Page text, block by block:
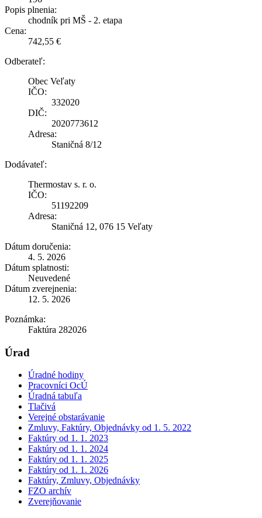
Popis plnenia:
chodník pri MŠ - 2. etapa
Cena:
742,55 €
Odberateľ:
Obec Veľaty
IČO:
332020
DIČ:
2020773612
Adresa:
Staničná 8/12
Dodávateľ:
Thermostav s. r. o.
IČO:
51192209
Adresa:
Staničná 12, 076 15 Veľaty
Dátum doručenia:
4. 5. 2026
Dátum splatnosti:
Neuvedené
Dátum zverejnenia:
12. 5. 2026
Poznámka:
Faktúra 282026
Úrad
Úradné hodiny
Pracovníci OcÚ
Úradná tabuľa
Tlačivá
Verejné obstarávanie
Zmluvy, Faktúry, Objednávky od 1. 5. 2022
Faktúry od 1. 1. 2023
Faktúry od 1. 1. 2024
Faktúry od 1. 1. 2025
Faktúry od 1. 1. 2026
Faktúry, Zmluvy, Objednávky
FZO archív
Zverejňovanie